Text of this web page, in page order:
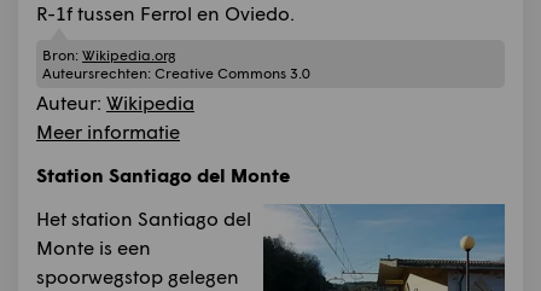
R-1f tussen Ferrol en Oviedo.
Bron: Wikipedia.org
Auteursrechten: Creative Commons 3.0
Auteur: Wikipedia
Meer informatie
Station Santiago del Monte
Het station Santiago del
Monte is een
spoorwegstop gelegen